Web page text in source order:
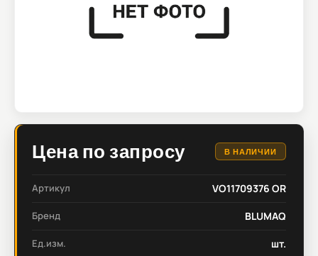
Цена по запросу В НАЛИЧИИ
Артикул VO11709376 OR
Бренд BLUMAQ
Ед.изм. шт.